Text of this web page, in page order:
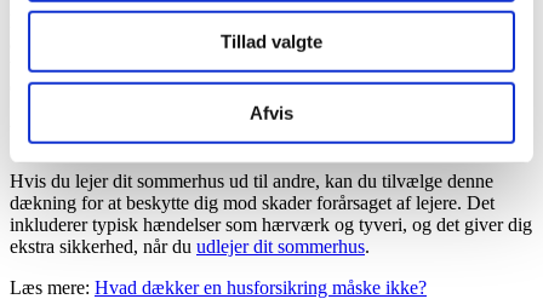
Tillad valgte
Afvis
Denne dækning beskytter dit indbo i sommerhuset, såsom møbler,
apparater og personlige ejendele, mod skader forårsaget af brand,
tyveri eller hærværk. Det giver ekstra tryghed og beskyttelse for
dine værdifulde ejendele.
Udlejningsforsikring
Hvis du lejer dit sommerhus ud til andre, kan du tilvælge denne
dækning for at beskytte dig mod skader forårsaget af lejere. Det
inkluderer typisk hændelser som hærværk og tyveri, og det giver dig
ekstra sikkerhed, når du udlejer dit sommerhus.
Læs mere: Hvad dækker en husforsikring måske ikke?